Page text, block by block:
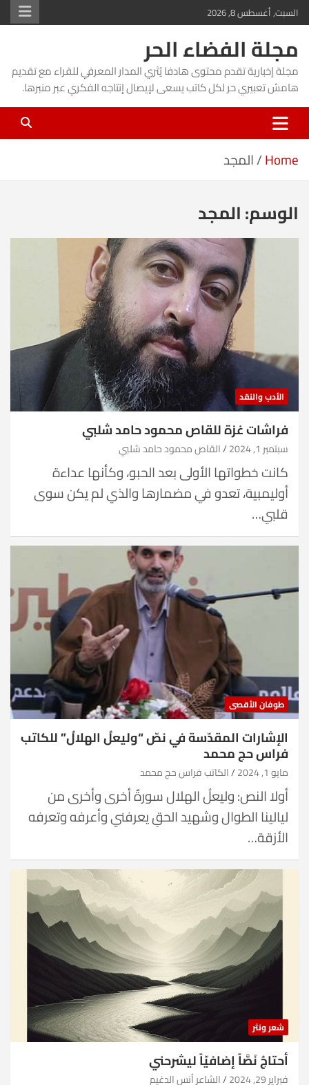
Skip
to
content
السبت, أغسطس 8, 2026
مجلة الفضاء الحر
مجلة إخبارية تقدم محتوى هادفا يُثري المدار المعرفي للقراء مع تقديم
هامش تعبيري حر لكل كاتب يسعى لإيصال إنتاجه الفكري عبر منبرها.
Home المجد
الوسم:المجد
الأدب والنقد
فراشات غزة للقاص محمود حامد شلبي
سبتمبر 1, 2024 القاص محمود حامد شلبي
كانت خطواتها الأولى بعد الحبو، وكأنها عداءة
أوليمبية، تعدو في مضمارها والذي لم يكن سوى
قلبي…
طوفان الأقصى
الإشارات المقدّسة في نصّ “وليعلُ الهلالُ” للكاتب
فراس حج محمد
مايو 1, 2024 الكاتب فراس حج محمد
أولا النص: وليعلُ الهلال سورةٌ أخرى وأخرى من
ليالينا الطوال وشهيد الحقِ يعرفني وأعرفه وتعرفه
الأزقة…
شعر ونثر
أحتاجُ نَصَّاً إضافيّاً ليشرحني
فبراير 29, 2024 الشاعر أنس الدغيم